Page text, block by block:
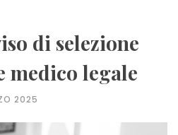
di selezione
medico legale
2025